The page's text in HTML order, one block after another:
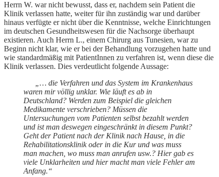
Herrn W. war nicht bewusst, dass er, nachdem sein Patient die
Klinik verlassen hatte, weiter für ihn zuständig war und darüber
hinaus verfügte er nicht über die Kenntnisse, welche Einrichtungen
im deutschen Gesundheitswesen für die Nachsorge überhaupt
existieren. Auch Herrn L., einem Chirurg aus Tunesien, war zu
Beginn nicht klar, wie er bei der Behandlung vorzugehen hatte und
wie standardmäßig mit PatientInnen zu verfahren ist, wenn diese die
Klinik verlassen. Dies verdeutlicht folgende Aussage:
„… die Verfahren und das System im Krankenhaus
waren mir völlig unklar. Wie läuft es ab in
Deutschland? Werden zum Beispiel die gleichen
Medikamente verschrieben? Müssen die
Untersuchungen vom Patienten selbst bezahlt werden
und ist man deswegen eingeschränkt in diesem Punkt?
Geht der Patient nach der Klinik nach Hause, in die
Rehabilitationsklinik oder in die Kur und was muss
man machen, wo muss man anrufen usw.? Hier gab es
viele Unklarheiten und hier macht man viele Fehler am
Anfang.“